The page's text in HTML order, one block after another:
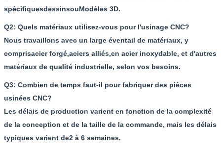
spécifiquesdessinsouModèles 3D.
Q2: Quels matériaux utilisez-vous pour l'usinage CNC?
Nous travaillons avec un large éventail de matériaux, y
comprisacier forgé,aciers alliés,en acier inoxydable, et d'autres
matériaux de qualité industrielle, selon vos besoins.
Q3: Combien de temps faut-il pour fabriquer des pièces
usinées CNC?
Les délais de production varient en fonction de la complexité
de la conception et de la taille de la commande, mais les délais
typiques varient de2 à 6 semaines.